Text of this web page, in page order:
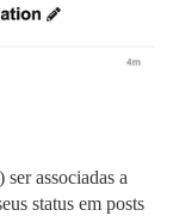
associadas a
status em posts